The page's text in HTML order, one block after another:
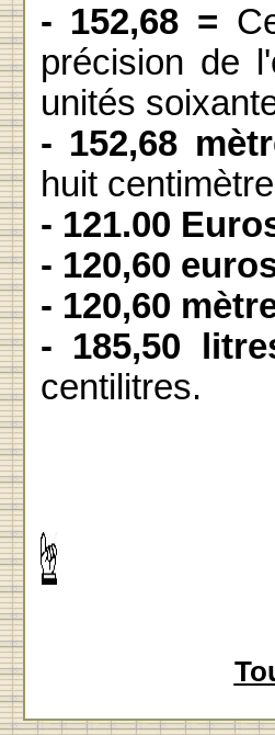
- 152,68 =
précision de
unités
- 152,68
huit
- 121.00
- 120,60
- 120,60
- 185,50
centilitres.